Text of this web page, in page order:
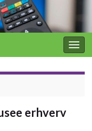
erhverv